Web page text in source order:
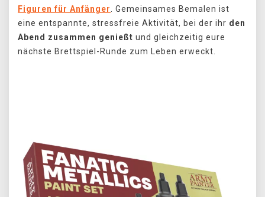
Figuren für Anfänger
. Gemeinsames Bemalen ist
eine entspannte, stressfreie Aktivität, bei der ihr den
Abend zusammen genießt und gleichzeitig eure
nächste Brettspiel-Runde zum Leben erweckt.